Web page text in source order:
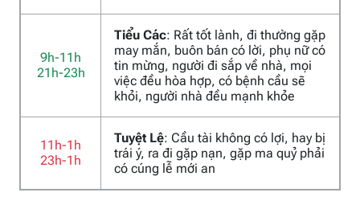
9h-11h
21h-23h
Tiểu Các: Rất tốt lành, đi thường gặp
may mắn, buôn bán có lời, phụ nữ có
tin mừng, người đi sắp về nhà, mọi
việc đều hòa hợp, có bệnh cầu sẽ
khỏi, người nhà đều mạnh khỏe
11h-1h
23h-1h
Tuyệt Lệ: Cầu tài không có lợi, hay bị
trái ý, ra đi gặp nạn, gặp ma quỷ phải
có cúng lễ mới an